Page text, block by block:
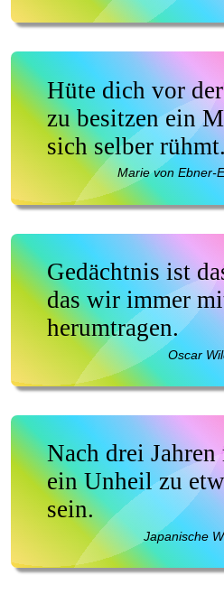
Hüte dich vor
zu besitzen ein
sich selber
Marie von Ebner-
Gedächtnis ist
das wir immer
herumtragen.
Oscar
Nach drei Jahren
ein Unheil zu
sein.
Japanische